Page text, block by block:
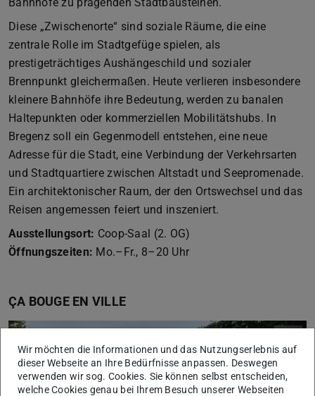
Diese „Zwischenorte“ sind soziale Räume, die eine
zentrale Rolle im Stadtgefüge spielen, als
prestigeträchtiges Aushängeschild und sozialer
Brennpunkt gleichermaßen. Heute verlieren insbesondere
kleinere Bahnhöfe ihre Bedeutung, werden zu banalen
Haltepunkten oder kommerziellen Mobilitätshubs. In
Bregenz soll ein Gegenmodell entstehen, eine neue
Adresse für die Stadt, eine Verbindung der Verkehrsarten
und Stadtquartiere zwischen Altstadt und Seepromenade.
Ein architektonischer Raum, der den Ortswechsel und das
Reisen angemessen feiert und inszeniert.
Ausstellungsort: Coop-Saal (2. OG)
Öffnungszeiten: Mo.–Fr., 8–20 Uhr
ÇA BOUGE EN VILLE
Wir möchten die Informationen und das Nutzungserlebnis auf
dieser Webseite an Ihre Bedürfnisse anpassen. Deswegen
verwenden wir sog. Cookies. Sie können selbst entscheiden,
welche Cookies genau bei Ihrem Besuch unserer Webseiten